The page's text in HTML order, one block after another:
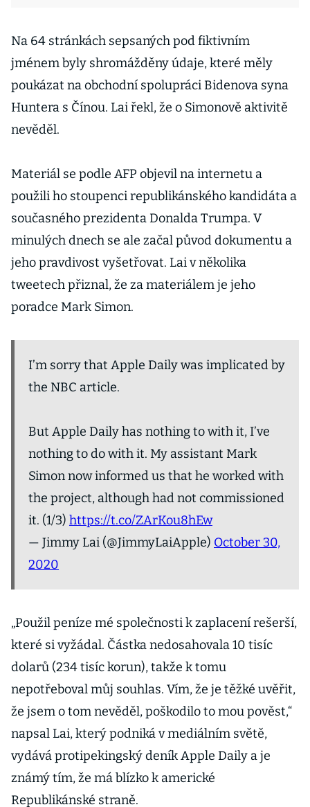
Na 64 stránkách sepsaných pod fiktivním
jménem byly shromážděny údaje, které měly
poukázat na obchodní spolupráci Bidenova syna
Huntera s Čínou. Lai řekl, že o Simonově aktivitě
nevěděl.
Materiál se podle AFP objevil na internetu a
použili ho stoupenci republikánského kandidáta a
současného prezidenta Donalda Trumpa. V
minulých dnech se ale začal původ dokumentu a
jeho pravdivost vyšetřovat. Lai v několika
tweetech přiznal, že za materiálem je jeho
poradce Mark Simon.
I’m sorry that Apple Daily was implicated by
the NBC article.
But Apple Daily has nothing to with it, I’ve
nothing to do with it. My assistant Mark
Simon now informed us that he worked with
the project, although had not commissioned
it. (1/3) https://t.co/ZArKou8hEw
— Jimmy Lai (@JimmyLaiApple) October 30,
2020
„Použil peníze mé společnosti k zaplacení rešerší,
které si vyžádal. Částka nedosahovala 10 tisíc
dolarů (234 tisíc korun), takže k tomu
nepotřeboval můj souhlas. Vím, že je těžké uvěřit,
že jsem o tom nevěděl, poškodilo to mou pověst,“
napsal Lai, který podniká v mediálním světě,
vydává protipekingský deník Apple Daily a je
známý tím, že má blízko k americké
Republikánské straně.